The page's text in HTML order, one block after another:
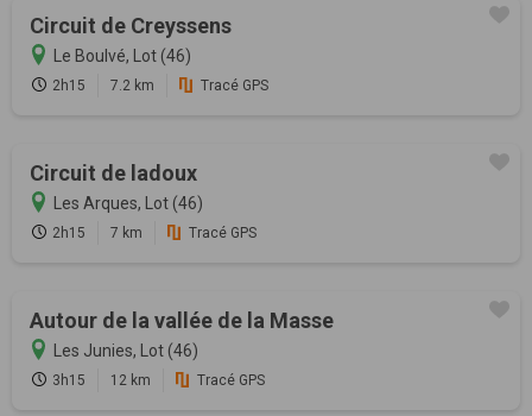
Circuit de Creyssens
Le Boulvé, Lot (46)
2h15 7.2 km Tracé GPS
Circuit de ladoux
Les Arques, Lot (46)
2h15 7 km Tracé GPS
Autour de la vallée de la Masse
Les Junies, Lot (46)
3h15 12 km Tracé GPS